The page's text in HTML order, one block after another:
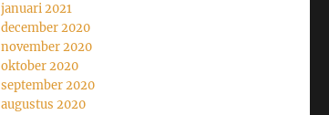
januari 2021
december 2020
november 2020
oktober 2020
september 2020
augustus 2020